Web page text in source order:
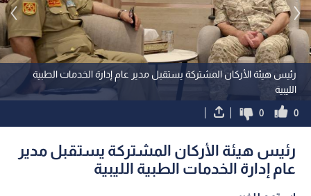
رئيس هيئة الأركان المشتركة يستقبل مدير عام إدارة الخدمات الطبية
الليبية
0
0
رئيس هيئة الأركان المشتركة يستقبل مدير
عام إدارة الخدمات الطبية الليبية